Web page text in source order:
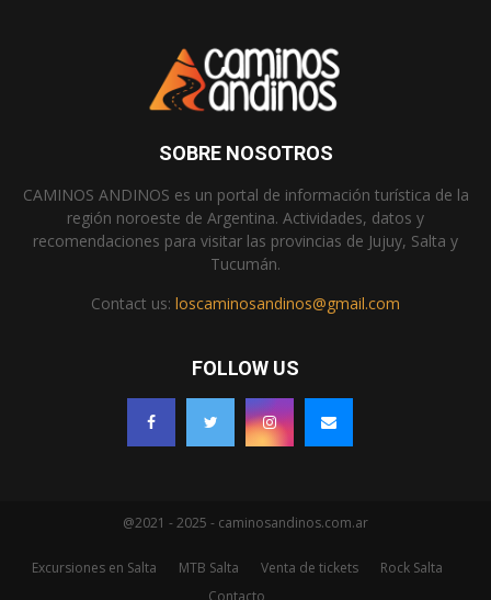
SOBRE NOSOTROS
CAMINOS ANDINOS es un portal de información turística de la
región noroeste de Argentina. Actividades, datos y
recomendaciones para visitar las provincias de Jujuy, Salta y
Tucumán.
Contact us: loscaminosandinos@gmail.com
FOLLOW US
@2021 - 2025 - caminosandinos.com.ar
Excursiones en Salta MTB Salta Venta de tickets
Rock Salta
Contacto